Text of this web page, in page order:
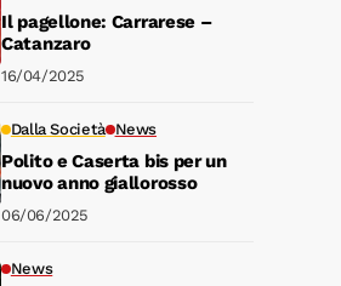
Il pagellone: Carrarese –
Catanzaro
16/04/2025
Dalla Società News
Polito e Caserta bis per un
nuovo anno giallorosso
06/06/2025
News